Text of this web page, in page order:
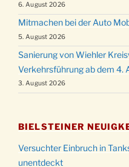
6. August 2026
Mitmachen bei der Auto
5. August 2026
Sanierung von Wiehler
Verkehrsführung ab dem 4.
3. August 2026
BIELSTEINER
Versuchter Einbruch in
unentdeckt